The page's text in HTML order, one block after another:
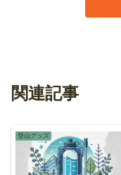
関連記事
登山グッズ